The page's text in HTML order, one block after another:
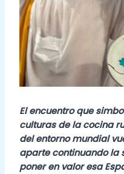
El encuentro que
culturas de la cocina
del entorno mundial
aparte continuando la
poner en valor esa